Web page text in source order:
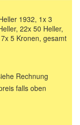
1932, 1x 3
22x 50 Heller,
5 Kronen, gesamt
Rechnung
falls oben